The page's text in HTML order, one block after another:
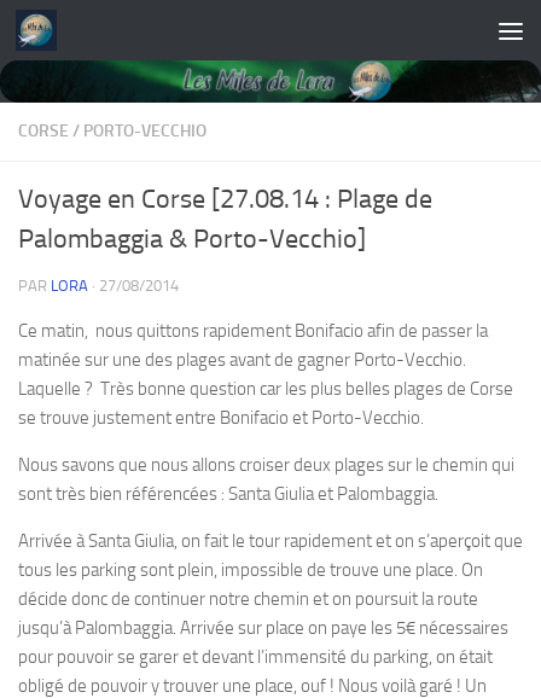
Skip to content
CORSE / PORTO-VECCHIO
Voyage en Corse [27.08.14 : Plage de
Palombaggia & Porto-Vecchio]
PAR LORA · 27/08/2014
Ce matin, nous quittons rapidement Bonifacio afin de passer la
matinée sur une des plages avant de gagner Porto-Vecchio.
Laquelle ? Très bonne question car les plus belles plages de Corse
se trouve justement entre Bonifacio et Porto-Vecchio.
Nous savons que nous allons croiser deux plages sur le chemin qui
sont très bien référencées : Santa Giulia et Palombaggia.
Arrivée à Santa Giulia, on fait le tour rapidement et on s’aperçoit que
tous les parking sont plein, impossible de trouve une place. On
décide donc de continuer notre chemin et on poursuit la route
jusqu’à Palombaggia. Arrivée sur place on paye les 5€ nécessaires
pour pouvoir se garer et devant l’immensité du parking, on était
obligé de pouvoir y trouver une place, ouf ! Nous voilà garé ! Un